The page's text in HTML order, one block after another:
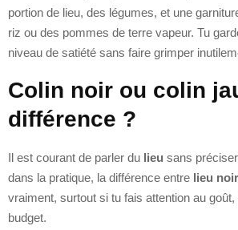
portion de lieu, des légumes, et une
riz ou des pommes de terre vapeur. Tu
niveau de satiété sans faire grimper
Colin noir ou colin
différence ?
Il est courant de parler du lieu sans
dans la pratique, la différence entre lieu noir
vraiment, surtout si tu fais attention au
budget.